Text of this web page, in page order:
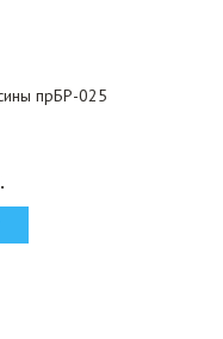
прБР-025